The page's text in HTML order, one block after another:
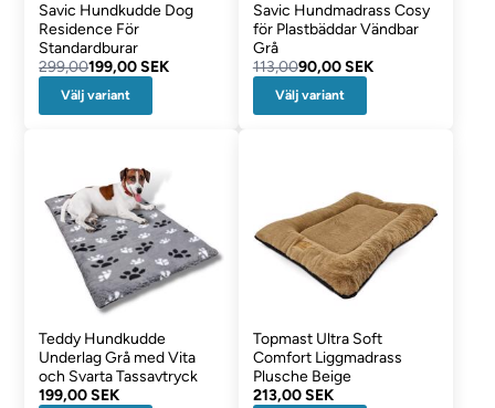
Savic Hundkudde Dog
Residence För
Standardburar
299,00199,00 SEK
Välj variant
Savic Hundmadrass Cosy
för Plastbäddar Vändbar
Grå
113,0090,00 SEK
Välj variant
Teddy Hundkudde
Underlag Grå med Vita
och Svarta Tassavtryck
199,00 SEK
Topmast Ultra Soft
Comfort Liggmadrass
Plusche Beige
213,00 SEK